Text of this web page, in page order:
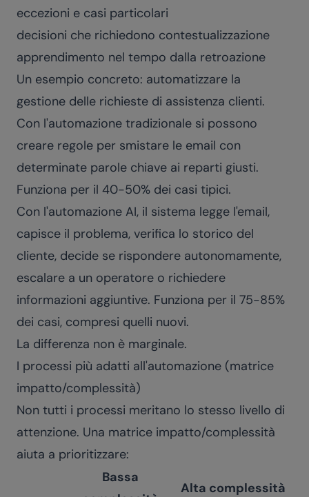
eccezioni e casi particolari
decisioni che richiedono contestualizzazione
apprendimento nel tempo dalla retroazione
Un esempio concreto: automatizzare la
gestione delle richieste di assistenza clienti.
Con l'automazione tradizionale si possono
creare regole per smistare le email con
determinate parole chiave ai reparti giusti.
Funziona per il 40-50% dei casi tipici.
Con l'automazione AI, il sistema legge l'email,
capisce il problema, verifica lo storico del
cliente, decide se rispondere autonomamente,
escalare a un operatore o richiedere
informazioni aggiuntive. Funziona per il 75-85%
dei casi, compresi quelli nuovi.
La differenza non è marginale.
I processi più adatti all'automazione (matrice
impatto/complessità)
Non tutti i processi meritano lo stesso livello di
attenzione. Una matrice impatto/complessità
aiuta a prioritizzare:
Bassa
Alta complessità